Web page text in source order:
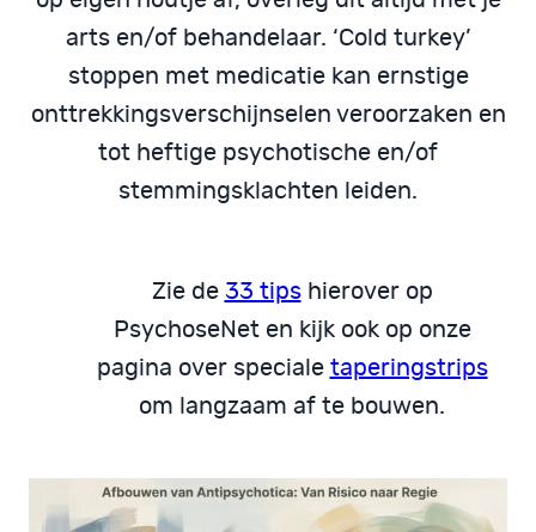
arts en/of behandelaar. ‘Cold turkey’
stoppen met medicatie kan ernstige
onttrekkingsverschijnselen veroorzaken en
tot heftige psychotische en/of
stemmingsklachten leiden.
Zie de 33 tipshierover op
PsychoseNet en kijk ook op onze
pagina over speciale taperingstrips
om langzaam af te bouwen.